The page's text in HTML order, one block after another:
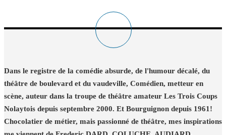
Dans le registre de la comédie absurde, de l'humour décalé, du
théâtre de boulevard et du vaudeville, Comédien, metteur en
scène, auteur dans la troupe de théâtre amateur Les Trois Coups
Nolaytois depuis septembre 2000. Et Bourguignon depuis 1961!
Chocolatier de métier, mais passionné de théâtre, mes inspirations